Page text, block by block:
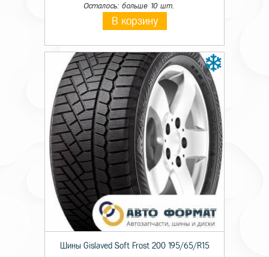
Осталось: больше 10 шт.
В корзину
Шины Gislaved Soft Frost 200 195/65/R15